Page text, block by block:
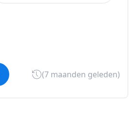
(7 maanden geleden)